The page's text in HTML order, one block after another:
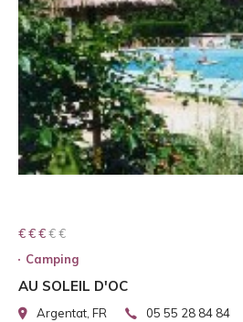
€ € € € €
€ € €
Camping
AU SOLEIL D'OC
Argentat, FR 05 55 28 84 84